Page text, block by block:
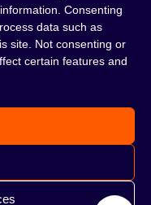
Consenting
data such as
site. Not consenting or
certain features and
ПОЛИТИКА COOKIE
проведенного с друзьями или в
покорил сердца многих людей.
или «кальянный табак» или
е жди, а сразу отправляйся в наш
магазин и совершай покупки.